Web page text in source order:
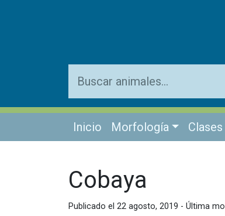
Inicio Morfología Clases
Cobaya
Publicado el 22 agosto, 2019 - Última